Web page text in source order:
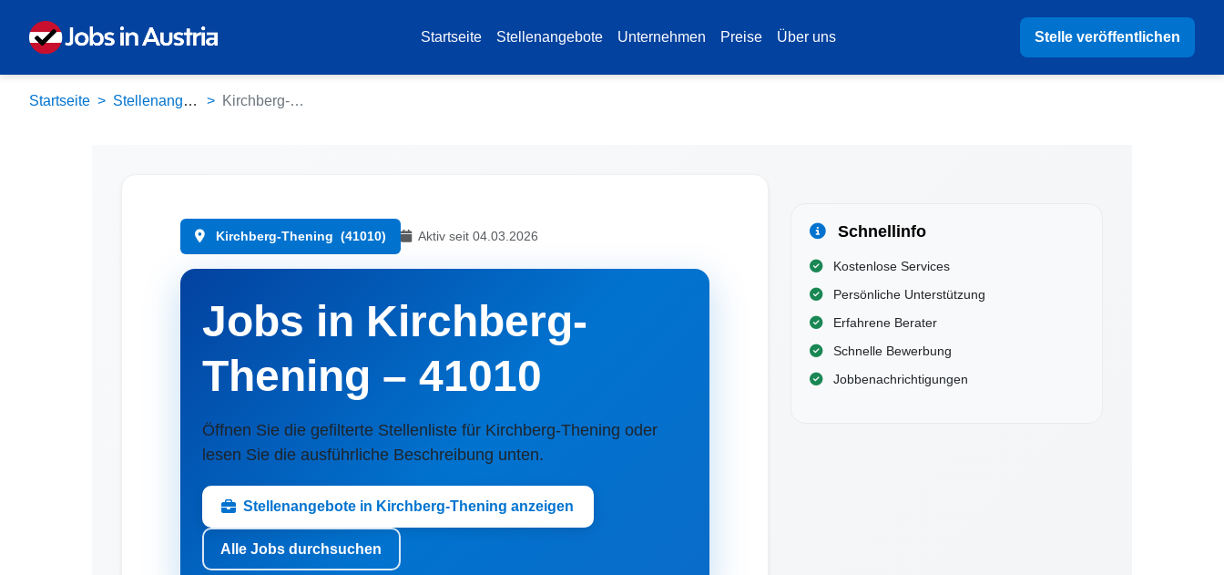
Startseite Stellenangebote Unternehmen Preise Über uns Stelle veröffentlichen
Startseite Stellenangebote Kirchberg-Thening (41010)
Kirchberg-Thening (41010) Aktiv seit 04.03.2026
Jobs in Kirchberg-
Thening – 41010
Öffnen Sie die gefilterte Stellenliste für Kirchberg-Thening oder
lesen Sie die ausführliche Beschreibung unten.
Stellenangebote in Kirchberg-Thening anzeigen
Alle Jobs durchsuchen
Schnellinfo
Kostenlose Services
Persönliche Unterstützung
Erfahrene Berater
Schnelle Bewerbung
Jobbenachrichtigungen